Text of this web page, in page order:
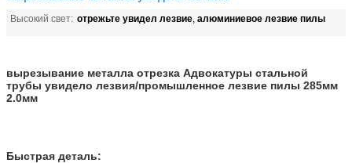
Высокий свет: отрежьте увидел лезвие, алюминиевое лезвие пилы
вырезывание металла отрезка Адвокатуры стальной
трубы увидело лезвия/промышленное лезвие пилы 285мм
2.0мм
Быстрая деталь: